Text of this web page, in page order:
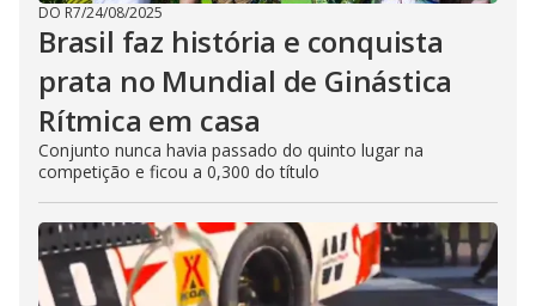
DO R7/24/08/2025
Brasil faz história e conquista
prata no Mundial de Ginástica
Rítmica em casa
Conjunto nunca havia passado do quinto lugar na
competição e ficou a 0,300 do título